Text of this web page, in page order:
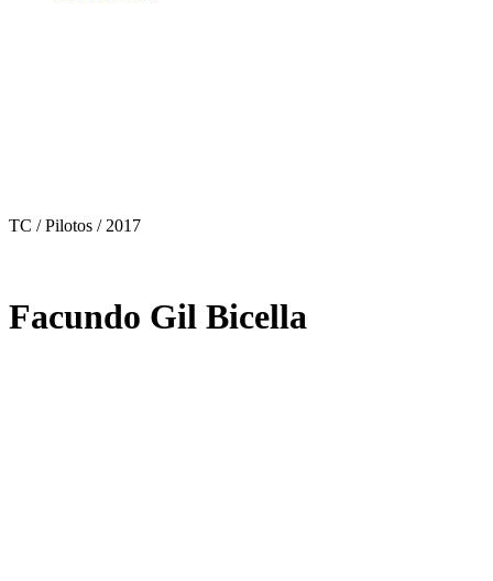
TC / Pilotos / 2017
Facundo Gil Bicella